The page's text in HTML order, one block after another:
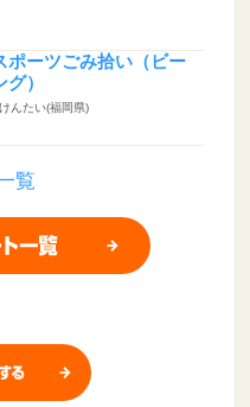
ポーツごみ拾い（ビー
）
んたい(福岡県)
覧